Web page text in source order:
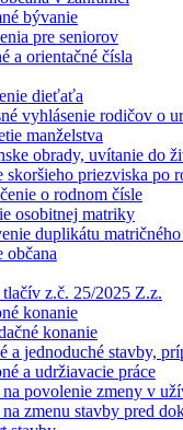
bývanie
pre seniorov
a orientačné čísla
dieťaťa
vyhlásenie rodičov o
manželstva
obrady, uvítanie do
skoršieho priezviska po
o rodnom čísle
osobitnej matriky
duplikátu
občana
z.č. 25/2025 Z.z.
konanie
konanie
a jednoduché stavby,
a udržiavacie práce
povolenie zmeny v
zmenu stavby pred